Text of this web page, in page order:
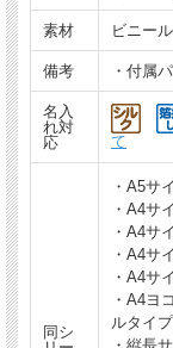
素材 ビニー
備考 ・付属
名入
れ対
応
て
同シ
・A5サ
・A4サ
・A4サ
・A4サ
・A4サ
・A4ヨ
ルタイプ